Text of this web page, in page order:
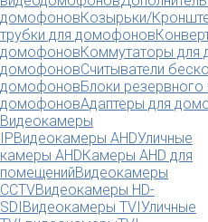
домофоновКозырьки/
трубки для домофонов
домофоновКоммутаторы для
домофоновСчитыватели
домофоновБлоки резервного
домофоновАдаптеры для
Видеокамеры
IPВидеокамеры AHDУличные
камеры AHDКамеры AHD для
помещенийВидеокамеры
CCTVВидеокамеры HD-
SDIВидеокамеры TVIУличные